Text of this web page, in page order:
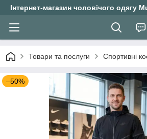
Інтернет-магазин чоловічого одягу
Товари та послуги Спортивні
–50%